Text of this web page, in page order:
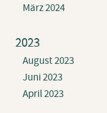
März 2024
2023
August 2023
Juni 2023
April 2023